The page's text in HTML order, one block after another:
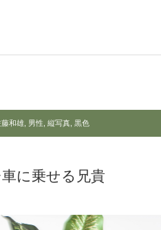
藤和雄 男性 縦写真 黒色
に乗せる兄貴